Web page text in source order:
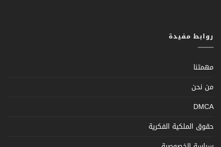
روابط مفيدة
مهمتنا
من نحن
DMCA
حقوق الملكية الفكرية